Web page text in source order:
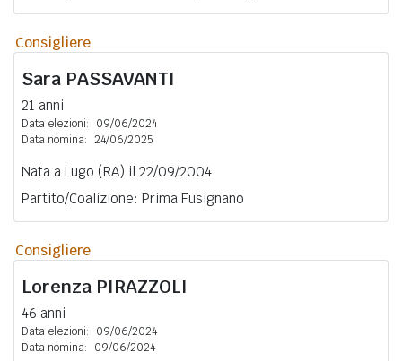
Consigliere
Sara PASSAVANTI
21 anni
Data elezioni:
09/06/2024
Data nomina: 24/06/2025
Nata a Lugo (RA) il 22/09/2004
Partito/Coalizione: Prima Fusignano
Consigliere
Lorenza PIRAZZOLI
46 anni
Data elezioni:
09/06/2024
Data nomina:
09/06/2024